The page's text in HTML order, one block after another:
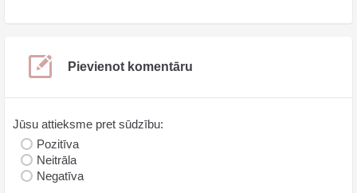
Pievienot komentāru
Jūsu attieksme pret sūdzību:
Pozitīva
Neitrāla
Negatīva